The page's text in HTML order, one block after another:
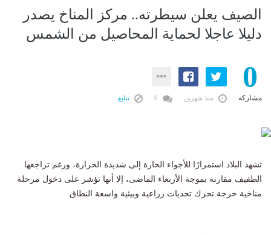
الصيف يعلن سيطرته.. مركز المناخ يصدر
دليلا عاجلا لحماية المحاصيل من الشمس
0
مشاركة منذ شهرين تبليغ
تشهد البلاد استمرارًا للأجواء الحارة إلى شديدة الحرارة، ورغم تراجعها
الطفيف مقارنة بموجة الأربعاء الماضى، إلا أنها تؤشر على دخول مرحلة
مناخية حرجة تحرك تحديات زراعية وبيئية واسعة النطاق.